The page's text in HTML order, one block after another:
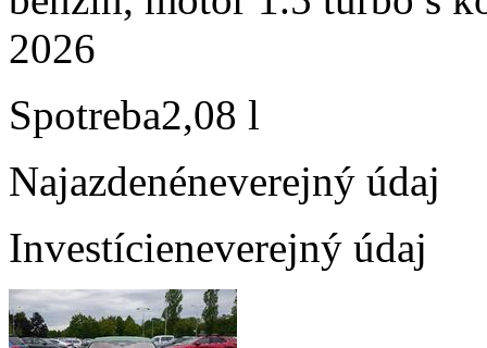
2026
Spotreba2,08 l
Najazdenéneverejný údaj
Investícieneverejný údaj